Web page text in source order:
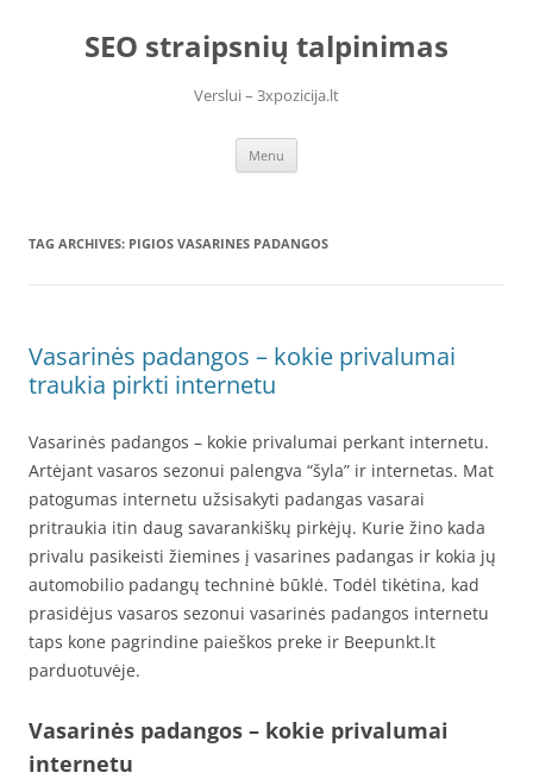
contentSEO straipsnių talpinimas
Verslui – 3xpozicija.lt
Menu
TAG ARCHIVES: PIGIOS VASARINES PADANGOS
Vasarinės padangos – kokie privalumai
traukia pirkti internetu
Vasarinės padangos – kokie privalumai perkant internetu.
Artėjant vasaros sezonui palengva “šyla” ir internetas. Mat
patogumas internetu užsisakyti padangas vasarai
pritraukia itin daug savarankiškų pirkėjų. Kurie žino kada
privalu pasikeisti žiemines į vasarines padangas ir kokia jų
automobilio padangų techninė būklė. Todėl tikėtina, kad
prasidėjus vasaros sezonui vasarinės padangos internetu
taps kone pagrindine paieškos preke ir Beepunkt.lt
parduotuvėje.
Vasarinės padangos – kokie privalumai
internetu